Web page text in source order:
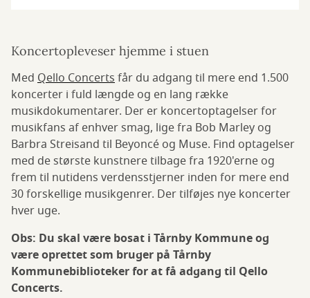
Koncertopleveser hjemme i stuen
Med Qello Concertsfår du adgang til mere end 1.500
koncerter i fuld længde og en lang række
musikdokumentarer. Der er koncertoptagelser for
musikfans af enhver smag, lige fra Bob Marley og
Barbra Streisand til Beyoncé og Muse. Find optagelser
med de største kunstnere tilbage fra 1920'erne og
frem til nutidens verdensstjerner inden for mere end
30 forskellige musikgenrer. Der tilføjes nye koncerter
hver uge.
Obs: Du skal være bosat i Tårnby Kommune og
være oprettet som bruger på Tårnby
Kommunebiblioteker for at få adgang til Qello
Concerts.